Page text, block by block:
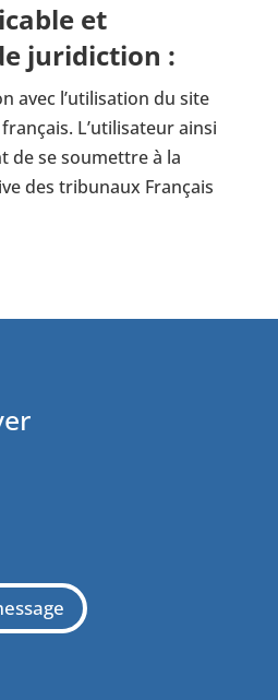
et
juridiction :
avec l’utilisation du site
L’utilisateur ainsi
de se soumettre à la
des tribunaux Français